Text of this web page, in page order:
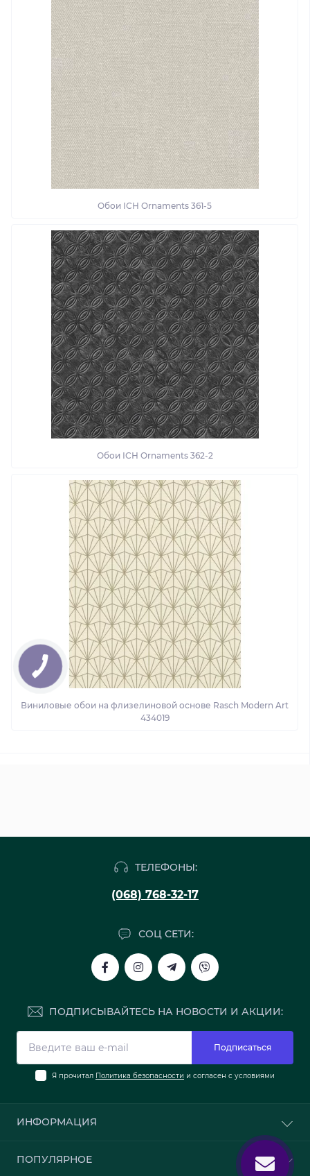
Обои ІСН Ornaments 361-5
Обои ІСН Ornaments 362-2
Виниловые обои на флизелиновой основе Rasch Modern Art
434019
ТЕЛЕФОНЫ:
(068) 768-32-17
СОЦ СЕТИ:
ПОДПИСЫВАЙТЕСЬ НА НОВОСТИ И АКЦИИ:
Подписаться
Я прочитал Политика безопасности и согласен с условиями
ИНФОРМАЦИЯ
Доставка и оплата
ПОПУЛЯРНОЕ